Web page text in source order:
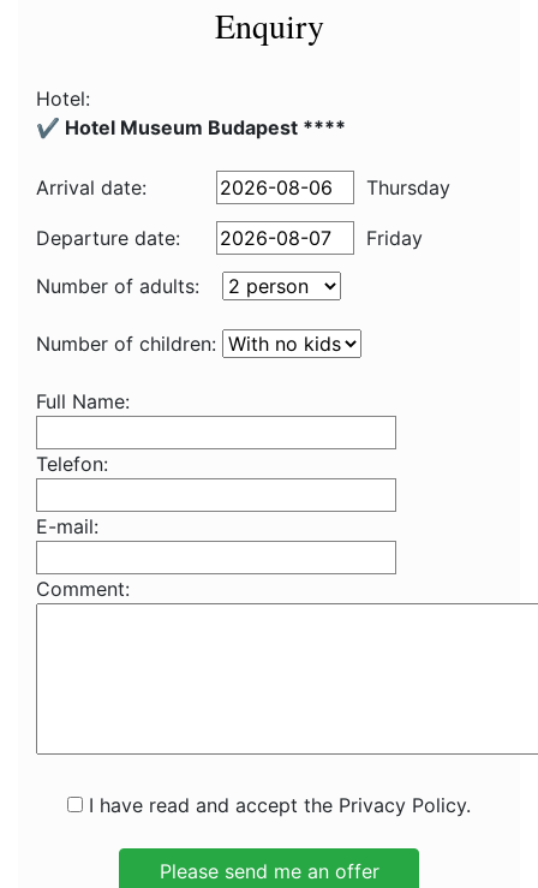
Enquiry
Hotel:
✔️ Hotel Museum Budapest ****
Arrival date: Thursday
Departure date:
Friday
Number of adults:
Number of children:
Full Name:
Telefon:
E-mail:
Comment:
I have read and accept the Privacy Policy.